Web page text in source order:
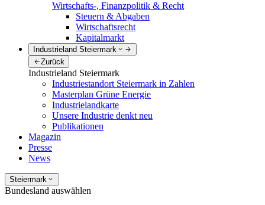
Wirtschafts-, Finanzpolitik & Recht
Steuern & Abgaben
Wirtschaftsrecht
Kapitalmarkt
Industrieland Steiermark
Zurück
Industrieland Steiermark
Industriestandort Steiermark in Zahlen
Masterplan Grüne Energie
Industrielandkarte
Unsere Industrie denkt neu
Publikationen
Magazin
Presse
News
Steiermark
Bundesland auswählen